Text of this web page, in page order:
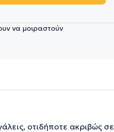
να μοιραστούν
οτιδήποτε ακριβώς σε